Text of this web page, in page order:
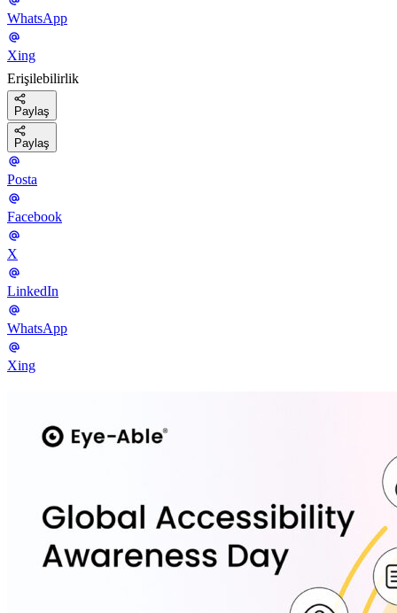
WhatsApp
Xing
Erişilebilirlik
Paylaş
Paylaş
Posta
Facebook
X
LinkedIn
WhatsApp
Xing